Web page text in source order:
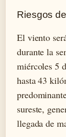
Riesgos
El viento
durante la
miércoles 5
hasta 43
sureste,
llegada de